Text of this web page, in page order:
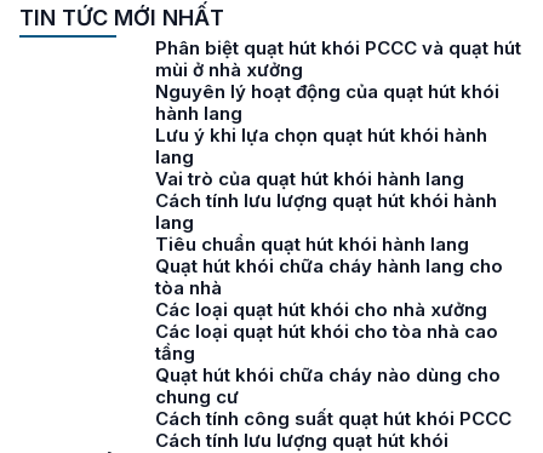
TIN TỨC MỚI NHẤT
Phân biệt quạt hút khói PCCC và quạt hút
mùi ở nhà xưởng
Nguyên lý hoạt động của quạt hút khói
hành lang
Lưu ý khi lựa chọn quạt hút khói hành
lang
Vai trò của quạt hút khói hành lang
Cách tính lưu lượng quạt hút khói hành
lang
Tiêu chuẩn quạt hút khói hành lang
Quạt hút khói chữa cháy hành lang cho
tòa nhà
Các loại quạt hút khói cho nhà xưởng
Các loại quạt hút khói cho tòa nhà cao
tầng
Quạt hút khói chữa cháy nào dùng cho
chung cư
Cách tính công suất quạt hút khói PCCC
Cách tính lưu lượng quạt hút khói